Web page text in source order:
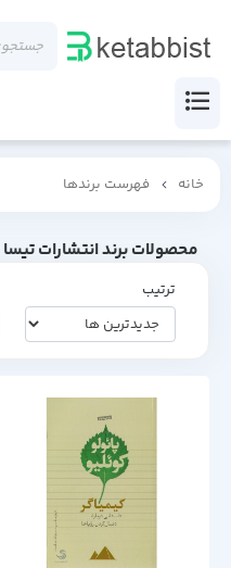
خانه فهرست برندها
محصولات برند انتشارات تیسا
ترتیب